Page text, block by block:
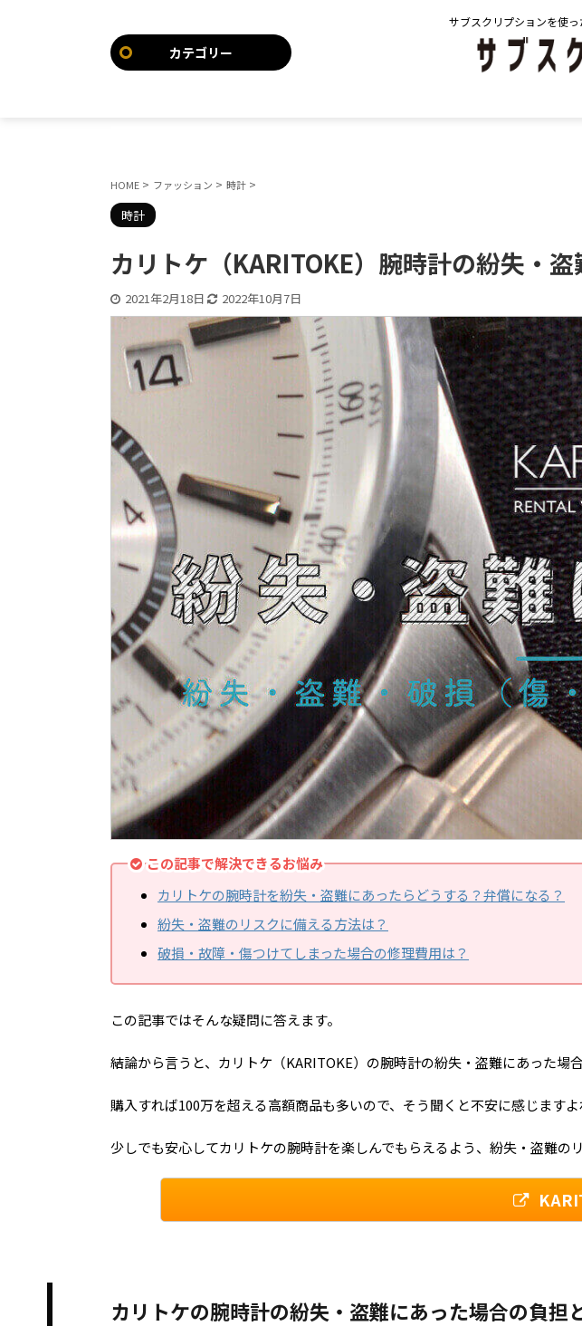
サブスクリプションを使
カテゴリー
HOME > ファッション > 時計 >
時計
カリトケ（KARITOKE）腕時計の紛失・
2021年2月18日 2022年10月7日
この記事で解決できるお悩み
カリトケの腕時計を紛失・盗難にあったらどうする？弁償になる？
紛失・盗難のリスクに備える方法は？
破損・故障・傷つけてしまった場合の修理費用は？
この記事ではそんな疑問に答えます。
結論から言うと、カリトケ（KARITOKE）の腕時計の紛失・盗難にあった場合
購入すれば100万を超える高額商品も多いので、そう聞くと不安に感じますよ
少しでも安心してカリトケの腕時計を楽しんでもらえるよう、紛失・盗難の
カリトケの腕時計の紛失・盗難にあった場合の負担